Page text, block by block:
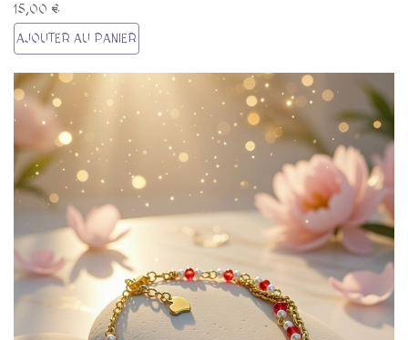
15,00 €
AJOUTER AU PANIER